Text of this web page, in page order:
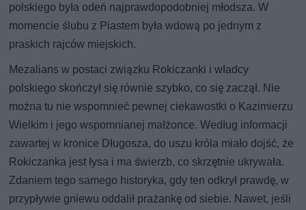
polskiego była odeń najprawdopodobniej młodsza. W
momencie ślubu z Piastem była wdową po jednym z
praskich rajców miejskich.
Mezalians w postaci związku Rokiczanki i władcy
polskiego skończył się równie szybko, co się zaczął. Nie
można tu nie wspomnieć pewnej ciekawostki o Kazimierzu
Wielkim i jego wspomnianej małżonce. Według informacji
zawartej w kronice Długosza, do uszu króla miało dojść, że
Rokiczanka jest łysa i ma świerzb, co skrzętnie ukrywała.
Zdaniem tego samego historyka, gdy ten odkrył prawdę, w
przypływie gniewu oddalił prażankę od siebie. Nawet, jeśli